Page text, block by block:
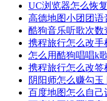
UC浏览器怎么恢
高德地图小团团
酷狗音乐听歌次数
携程旅行怎么改
怎么用酷狗唱唱k
携程旅行怎么改
阴阳师怎么赚勾
百度地图怎么自